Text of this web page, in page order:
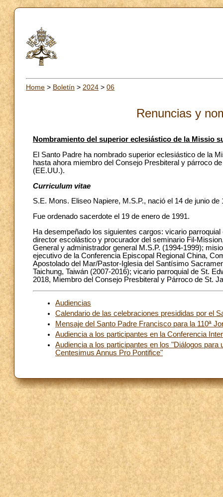
Home > Boletín > 2024 > 06
Renuncias y
Nombramiento del superior eclesiástico de la Missio
El Santo Padre ha nombrado superior eclesiástico de la
hasta ahora miembro del Consejo Presbiteral y párroco
(EE.UU.).
Curriculum vitae
S.E. Mons. Eliseo Napiere, M.S.P., nació el 14 de junio
Fue ordenado sacerdote el 19 de enero de 1991.
Ha desempeñado los siguientes cargos: vicario
director escolástico y procurador del seminario Fil-
General y administrador general M.S.P. (1994-1999);
ejecutivo de la Conferencia Episcopal Regional China,
Apostolado del Mar/Pastor-Iglesia del Santísimo
Taichung, Taiwán (2007-2016); vicario parroquial de St.
2018, Miembro del Consejo Presbiteral y Párroco de St.
Audiencias
Calendario de las celebraciones presididas por el
Mensaje del Santo Padre Francisco para la 110ª
Audiencia a los participantes en la Conferencia
Audiencia a los participantes en los "Diálogos
Centesimus Annus Pro Pontifice"